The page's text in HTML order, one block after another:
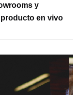
y
en vivo